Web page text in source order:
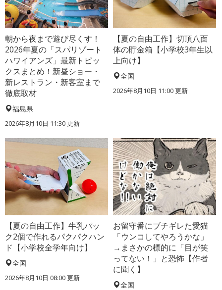
朝から夜まで遊び尽くす！
2026年夏の「スパリゾート
ハワイアンズ」最新トピッ
クスまとめ！新昼ショー・
新レストラン・新客室まで
徹底取材
福島県
2026年8月10日 11:30更新
【夏の自由工作】切頂八面
体の貯金箱【小学校3年生以
上向け】
全国
2026年8月10日 11:00更新
【夏の自由工作】牛乳パッ
ク2個で作れるパクパクハン
ド【小学校全学年向け】
全国
2026年8月10日 08:00更新
お留守番にブチギレた愛猫
「ウンコしてやろうかな」
→まさかの標的に「目が笑
ってない！」と恐怖【作者
に聞く】
全国